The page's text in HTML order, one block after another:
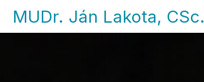
MUDr. Ján Lakota, CSc.